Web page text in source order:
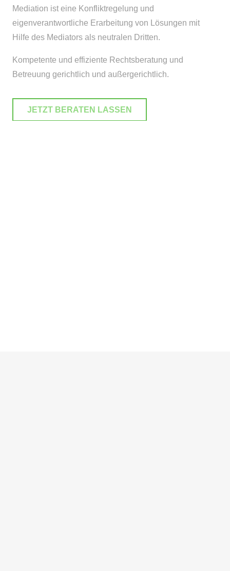
Mediation ist eine Konfliktregelung und
eigenverantwortliche Erarbeitung von Lösungen mit
Hilfe des Mediators als neutralen Dritten.
Kompetente und effiziente Rechtsberatung und
Betreuung gerichtlich und außergerichtlich.
JETZT BERATEN LASSEN